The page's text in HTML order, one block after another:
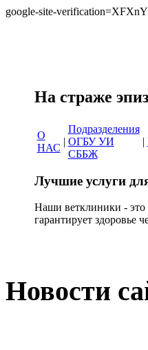
google-site-
На страже
О
НАС
|
Подразделения
ОГБУ УИ
СББЖ
|
Лучшие услуги
Наши ветклиники -
гарантирует здоровье
Новости